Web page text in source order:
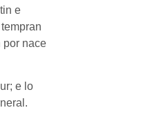
e
por nace
e lo